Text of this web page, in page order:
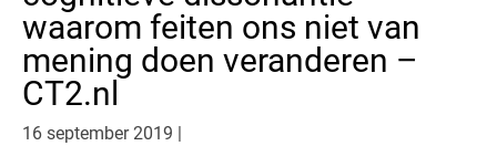
waarom feiten ons niet van
mening doen veranderen –
CT2.nl
16 september 2019